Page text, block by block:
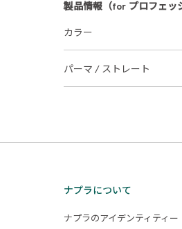
製品情報（for プロフェッ
カラー
パーマ / ストレート
ナプラについて
ナプラのアイデンティティー